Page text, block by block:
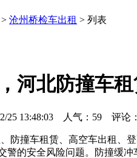
> 沧州桥检车出租 > 列表
河北防撞车
13:48:03 人气： 59 评论：
防撞车租赁、高空车出租、登
警的安全风险问题。防撞缓